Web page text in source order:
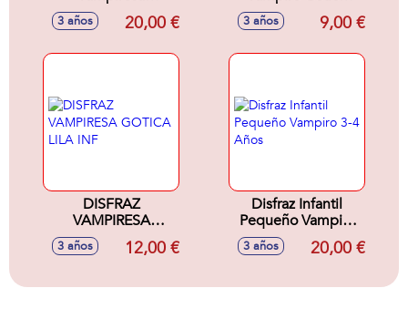
Dientecitos talla-0
2-3 años
3 años 20,00 €
talla 0-12 Meses
3 años 9,00 €
DISFRAZ
VAMPIRESA
GOTICA LILA INF
3 años 12,00 €
Disfraz Infantil
Pequeño Vampiro
3-4 Años
3 años 20,00 €